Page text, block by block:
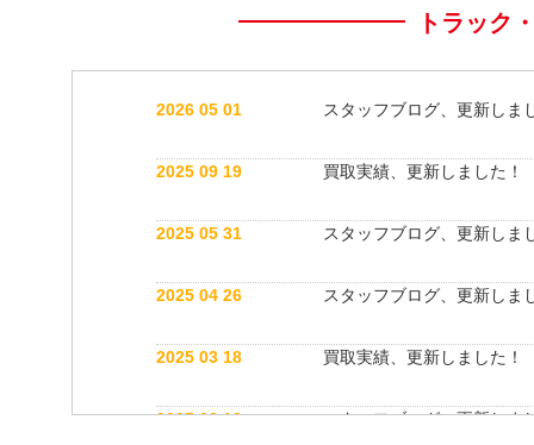
トラック
2026 05 01 スタッフブログ、更新しま
2025 09 19 買取実績、更新しました！
2025 05 31 スタッフブログ、更新しま
2025 04 26 スタッフブログ、更新しま
2025 03 18 買取実績、更新しました！
2025 03 12 スタッフブログ、更新しま